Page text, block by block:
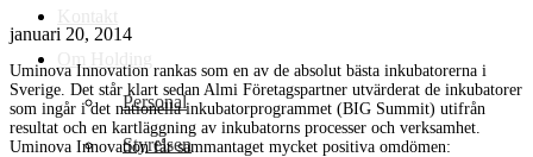
Personal
Styrelsen
januari 20, 2014
Uminova Innovation rankas som en av de absolut bästa inkubatorerna i
Sverige. Det står klart sedan Almi Företagspartner utvärderat de inkubatorer
som ingår i det nationella inkubatorprogrammet (BIG Summit) utifrån
resultat och en kartläggning av inkubatorns processer och verksamhet.
Uminova Innovation får sammantaget mycket positiva omdömen: